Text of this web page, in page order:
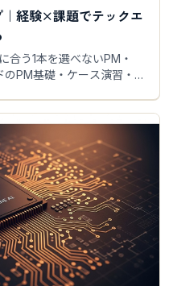
経験×課題でテックエ
合う1本を選べないPM・
PM基礎・ケース演習・